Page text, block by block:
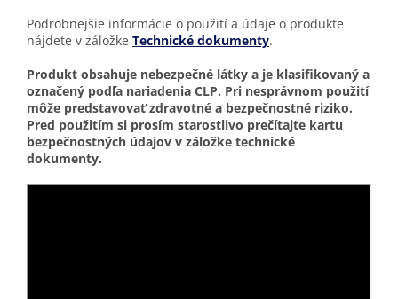
Podrobnejšie informácie o použití a údaje o produkte
nájdete v záložke Technické dokumenty.
Produkt obsahuje nebezpečné látky a je klasifikovaný a
označený podľa nariadenia CLP. Pri nesprávnom použití
môže predstavovať zdravotné a bezpečnostné riziko.
Pred použitím si prosím starostlivo prečítajte kartu
bezpečnostných údajov v záložke technické
dokumenty.